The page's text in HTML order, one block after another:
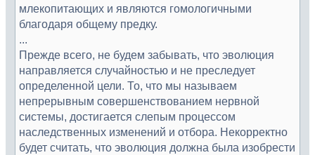
млекопитающих и являются гомологичными
благодаря общему предку.
...
Прежде всего, не будем забывать, что эволюция
направляется случайностью и не преследует
определенной цели. То, что мы называем
непрерывным совершенствованием нервной
системы, достигается слепым процессом
наследственных изменений и отбора. Некорректно
будет считать, что эволюция должна была изобрести